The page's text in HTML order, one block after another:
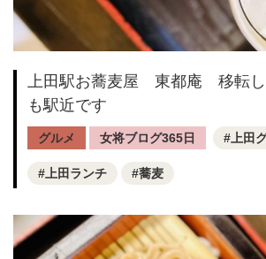
上田駅お蕎麦屋 東都庵 移転し
も駅近です
グルメ 女将ブログ365日 上田
上田ランチ 蕎麦